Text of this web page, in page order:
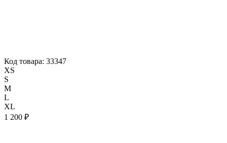
Код товара: 33347
XS
S
M
L
XL
1 200 ₽